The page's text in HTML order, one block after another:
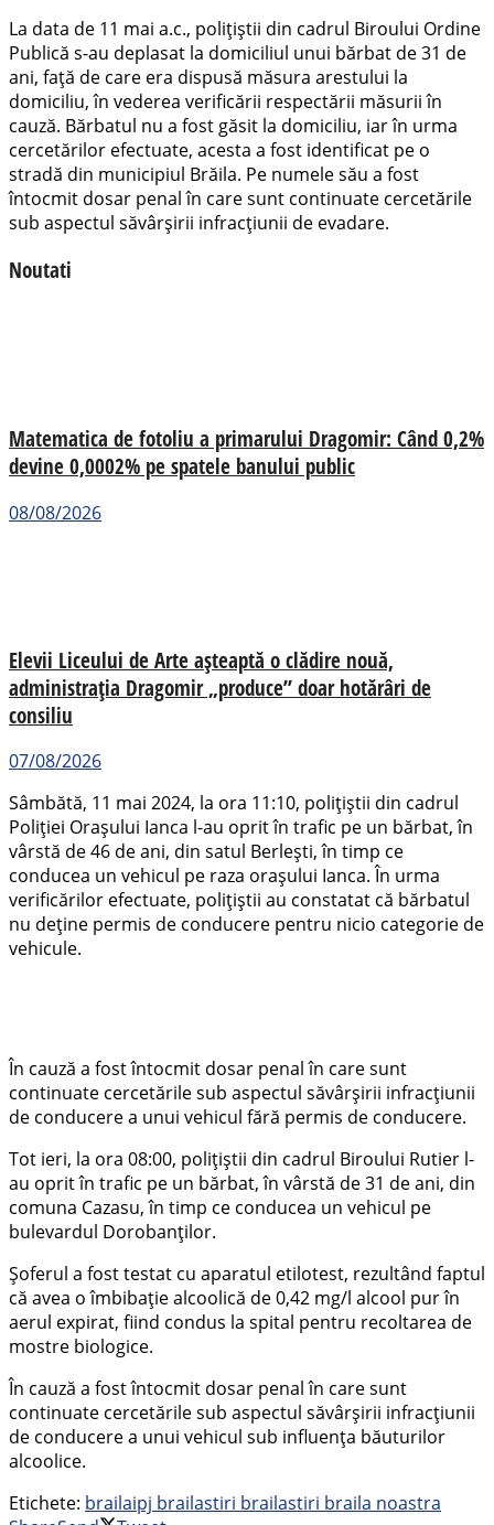
La data de 11 mai a.c., polițiștii din cadrul Biroului Ordine
Publică s-au deplasat la domiciliul unui bărbat de 31 de
ani, față de care era dispusă măsura arestului la
domiciliu, în vederea verificării respectării măsurii în
cauză. Bărbatul nu a fost găsit la domiciliu, iar în urma
cercetărilor efectuate, acesta a fost identificat pe o
stradă din municipiul Brăila. Pe numele său a fost
întocmit dosar penal în care sunt continuate cercetările
sub aspectul săvârșirii infracțiunii de evadare.
Noutati
Matematica de fotoliu a primarului Dragomir: Când 0,2%
devine 0,0002% pe spatele banului public
08/08/2026
Elevii Liceului de Arte așteaptă o clădire nouă,
administrația Dragomir „produce” doar hotărâri de
consiliu
07/08/2026
Sâmbătă, 11 mai 2024, la ora 11:10, polițiștii din cadrul
Poliției Orașului Ianca l-au oprit în trafic pe un bărbat, în
vârstă de 46 de ani, din satul Berlești, în timp ce
conducea un vehicul pe raza orașului Ianca. În urma
verificărilor efectuate, polițiștii au constatat că bărbatul
nu deține permis de conducere pentru nicio categorie de
vehicule.
În cauză a fost întocmit dosar penal în care sunt
continuate cercetările sub aspectul săvârșirii infracțiunii
de conducere a unui vehicul fără permis de conducere.
Tot ieri, la ora 08:00, polițiștii din cadrul Biroului Rutier l-
au oprit în trafic pe un bărbat, în vârstă de 31 de ani, din
comuna Cazasu, în timp ce conducea un vehicul pe
bulevardul Dorobanților.
Șoferul a fost testat cu aparatul etilotest, rezultând faptul
că avea o îmbibație alcoolică de 0,42 mg/l alcool pur în
aerul expirat, fiind condus la spital pentru recoltarea de
mostre biologice.
În cauză a fost întocmit dosar penal în care sunt
continuate cercetările sub aspectul săvârșirii infracțiunii
de conducere a unui vehicul sub influența băuturilor
alcoolice.
Etichete: brailaipj brailastiri brailastiri braila noastra